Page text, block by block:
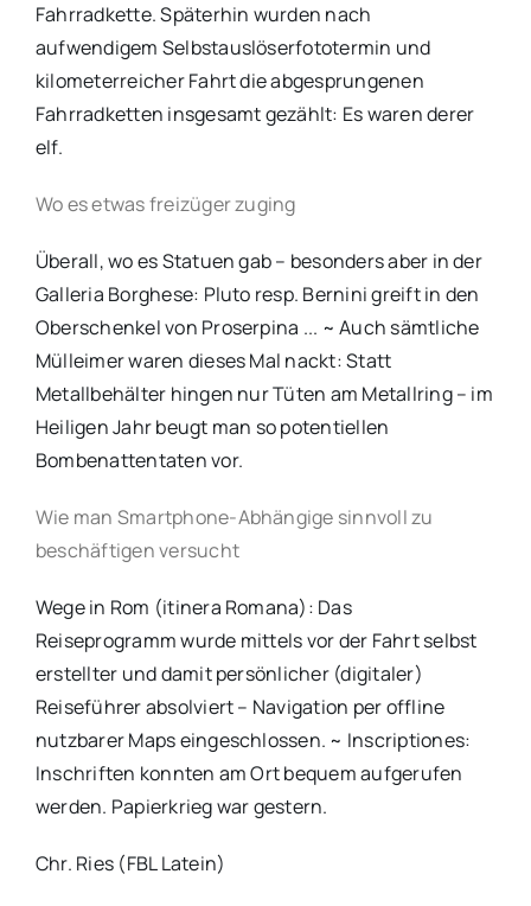
Fahrradkette. Späterhin wurden nach
aufwendigem Selbstauslöserfototermin und
kilometerreicher Fahrt die abgesprungenen
Fahrradketten insgesamt gezählt: Es waren derer
elf.
Wo es etwas freizüger zuging
Überall, wo es Statuen gab – besonders aber in der
Galleria Borghese: Pluto resp. Bernini greift in den
Oberschenkel von Proserpina ... ~ Auch sämtliche
Mülleimer waren dieses Mal nackt: Statt
Metallbehälter hingen nur Tüten am Metallring – im
Heiligen Jahr beugt man so potentiellen
Bombenattentaten vor.
Wie man Smartphone-Abhängige sinnvoll zu
beschäftigen versucht
Wege in Rom (itinera Romana): Das
Reiseprogramm wurde mittels vor der Fahrt selbst
erstellter und damit persönlicher (digitaler)
Reiseführer absolviert – Navigation per offline
nutzbarer Maps eingeschlossen. ~ Inscriptiones:
Inschriften konnten am Ort bequem aufgerufen
werden. Papierkrieg war gestern.
Chr. Ries (FBL Latein)